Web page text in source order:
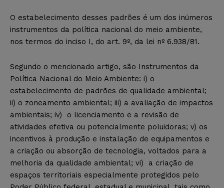
O estabelecimento desses padrões é um dos inúmeros
instrumentos da política nacional do meio ambiente,
nos termos do inciso I, do art. 9º, da lei nº 6.938/81.
Segundo o mencionado artigo, são Instrumentos da
Política Nacional do Meio Ambiente: i) o
estabelecimento de padrões de qualidade ambiental;
ii) o zoneamento ambiental; iii) a avaliação de impactos
ambientais; iv) o licenciamento e a revisão de
atividades efetiva ou potencialmente poluidoras; v) os
incentivos à produção e instalação de equipamentos e
a criação ou absorção de tecnologia, voltados para a
melhoria da qualidade ambiental; vi) a criação de
espaços territoriais especialmente protegidos pelo